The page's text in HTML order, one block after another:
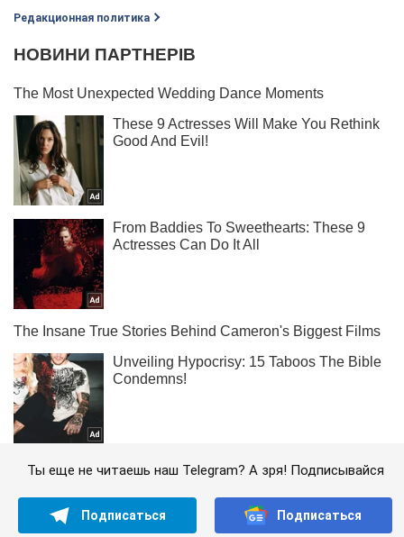
Редакционная политика
Ты еще не читаешь наш Telegram? А зря! Подписывайся
Подписаться Подписаться